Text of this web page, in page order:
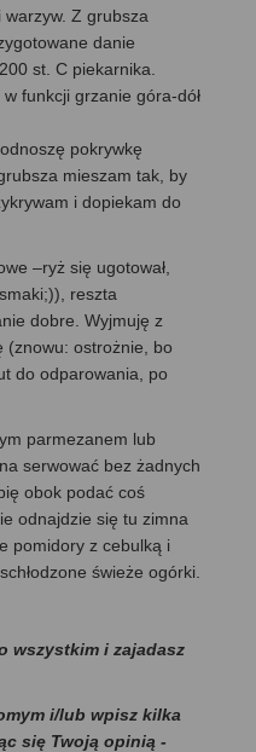
warzyw. Z grubsza
danie
st. C piekarnika.
w funkcji grzanie góra-dół
pokrywkę
mieszam tak, by
i dopiekam do
–ryż się ugotował,
reszta
dobre. Wyjmuję z
(znowu: ostrożnie, bo
do odparowania, po
parmezanem lub
serwować bez żadnych
obok podać coś
odnajdzie się tu zimna
pomidory z cebulką i
świeże ogórki.
wszystkim i zajadasz
i/lub wpisz kilka
się Twoją opinią -